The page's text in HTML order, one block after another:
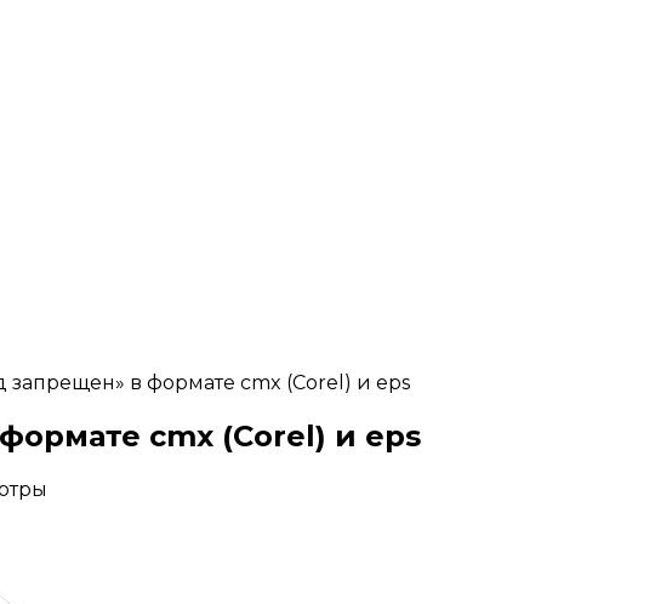
запрещен» в формате cmx (Corel) и eps
cmx (Corel) и eps